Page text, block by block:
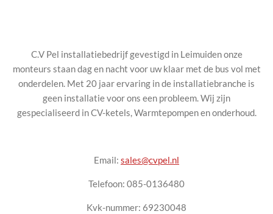
C.V Pel installatiebedrijf gevestigd in Leimuiden onze
monteurs staan dag en nacht voor uw klaar met de bus vol met
onderdelen. Met 20 jaar ervaring in de installatiebranche is
geen installatie voor ons een probleem. Wij zijn
gespecialiseerd in CV-ketels, Warmtepompen en onderhoud.
Email: sales@cvpel.nl
Telefoon: 085-0136480
Kvk-nummer: 69230048